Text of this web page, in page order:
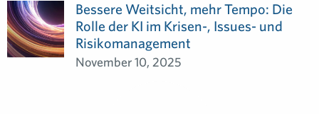
Bessere Weitsicht, mehr Tempo: Die
Rolle der KI im Krisen-, Issues- und
Risikomanagement
November 10, 2025